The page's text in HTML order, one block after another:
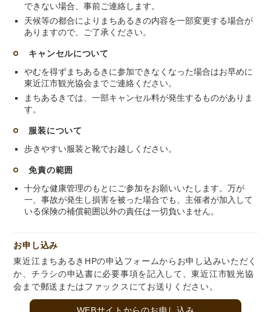
できない場合、事前ご連絡します。
天候等の都合によりまちあるきの内容を一部変更する場合が
ありますので、ご了承ください。
キャンセルについて
やむを得ずまちあるきに参加できなくなった場合はお早めに
東近江市観光協会までご連絡ください。
まちあるきでは、一部キャンセル料が発生するものがありま
す。
服装について
歩きやすい服装と靴でお越しください。
免責の範囲
十分な健康管理のもとにご参加をお願いいたします。万が
一、事故が発生し損害を被った場合でも、主催者が加入して
いる保険の補償範囲以外の責任は一切負いません。
お申し込み
東近江まちあるきHPの申込フォームからお申し込みいただく
か、チラシの申込書に必要事項を記入して、東近江市観光協
会まで郵送またはファックスにてお送りください。